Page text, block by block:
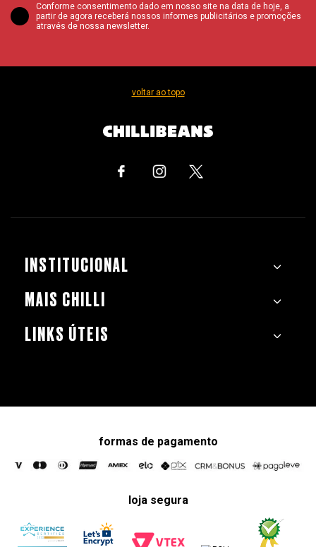
Conforme consentimento dado em nosso site na data de hoje, a
partir de agora receberá nossos informes publicitários e promoções
através de nossa newsletter.
voltar ao topo
INSTITUCIONAL
MAIS CHILLI
LINKS ÚTEIS
formas de pagamento
loja segura